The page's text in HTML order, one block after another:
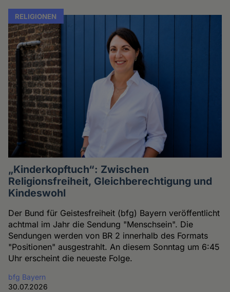
RELIGIONEN
„Kinderkopftuch“: Zwischen
Religionsfreiheit, Gleichberechtigung und
Kindeswohl
Der Bund für Geistesfreiheit (bfg) Bayern veröffentlicht
achtmal im Jahr die Sendung "Menschsein". Die
Sendungen werden von BR 2 innerhalb des Formats
"Positionen" ausgestrahlt. An diesem Sonntag um 6:45
Uhr erscheint die neueste Folge.
bfg Bayern
30.07.2026